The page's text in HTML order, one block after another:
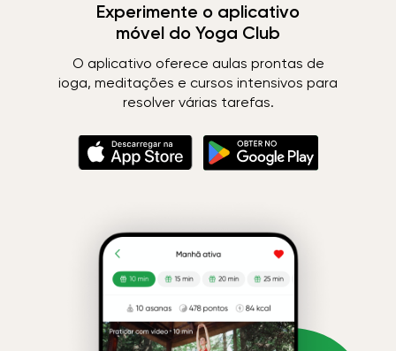
Experimente o aplicativo
móvel do Yoga Club
O aplicativo oferece aulas prontas de
ioga, meditações e cursos intensivos para
resolver várias tarefas.